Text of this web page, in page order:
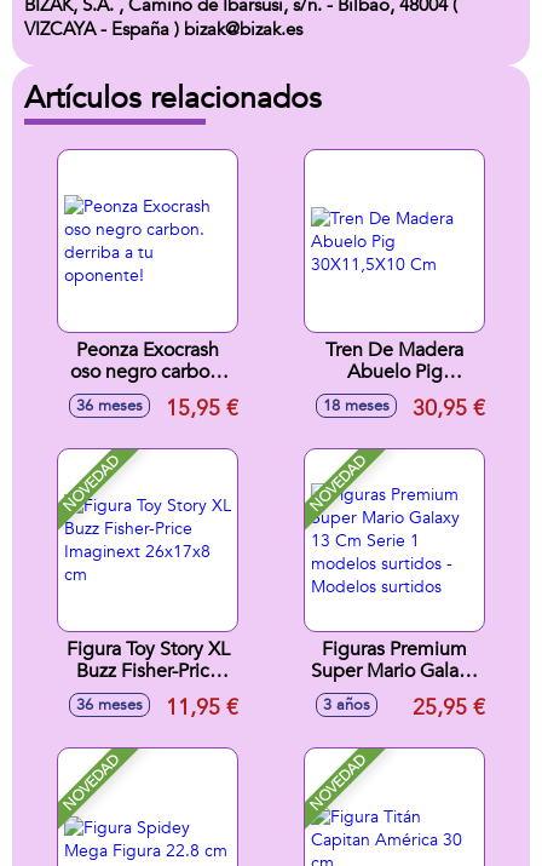
BIZAK, S.A. , Camino de Ibarsusi, s/n. - Bilbao, 48004 (
VIZCAYA - España ) bizak@bizak.es
Artículos relacionados
Peonza Exocrash
oso negro carbon.
derriba a tu
oponente!
36 meses 15,95 €
Tren De Madera
Abuelo Pig
30X11,5X10 Cm
18 meses 30,95 €
NOVEDAD
Figura Toy Story XL
Buzz Fisher-Price
Imaginext 26x17x8
cm
36 meses 11,95 €
NOVEDAD
Figuras Premium
Super Mario Galaxy
13 Cm Serie 1
modelos surtidos -
3 años 25,95 €
NOVEDAD NOVEDAD